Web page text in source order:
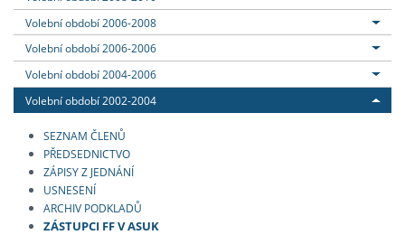
Volební období 2006-2008
Volební období 2006-2006
Volební období 2004-2006
Volební období 2002-2004
SEZNAM ČLENŮ
PŘEDSEDNICTVO
ZÁPISY Z JEDNÁNÍ
USNESENÍ
ARCHIV PODKLADŮ
ZÁSTUPCI FF V ASUK